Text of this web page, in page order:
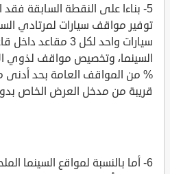
5- بناءا على النقطة السابقة
توفير مواقف سيارات لمرتادي
سيارات واحد لكل 3
% من المواقف العامة بحد
قريبة من مدخل العرض الخاص
6- أما بالنسبة لمواقع السينما